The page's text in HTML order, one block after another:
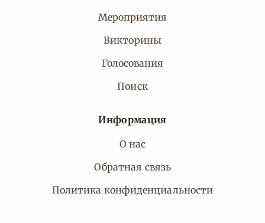
Мероприятия
Викторины
Голосования
Поиск
Информация
О нас
Обратная связь
Политика конфиденциальности